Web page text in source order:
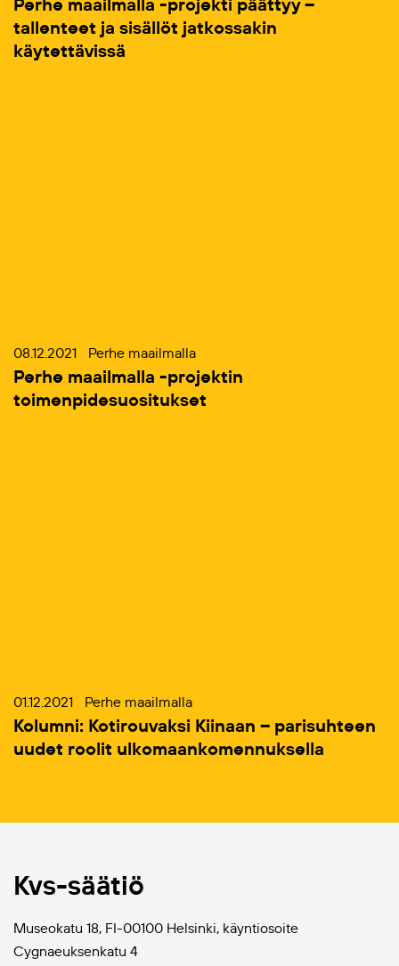
tallenteet ja sisällöt jatkossakin
käytettävissä
08.12.2021 Perhe maailmalla
Perhe maailmalla -projektin
toimenpidesuositukset
01.12.2021 Perhe maailmalla
Kolumni: Kotirouvaksi Kiinaan – parisuhteen
uudet roolit ulkomaankomennuksella
Kvs-säätiö
Museokatu 18, FI-00100 Helsinki, käyntiosoite
Cygnaeuksenkatu 4